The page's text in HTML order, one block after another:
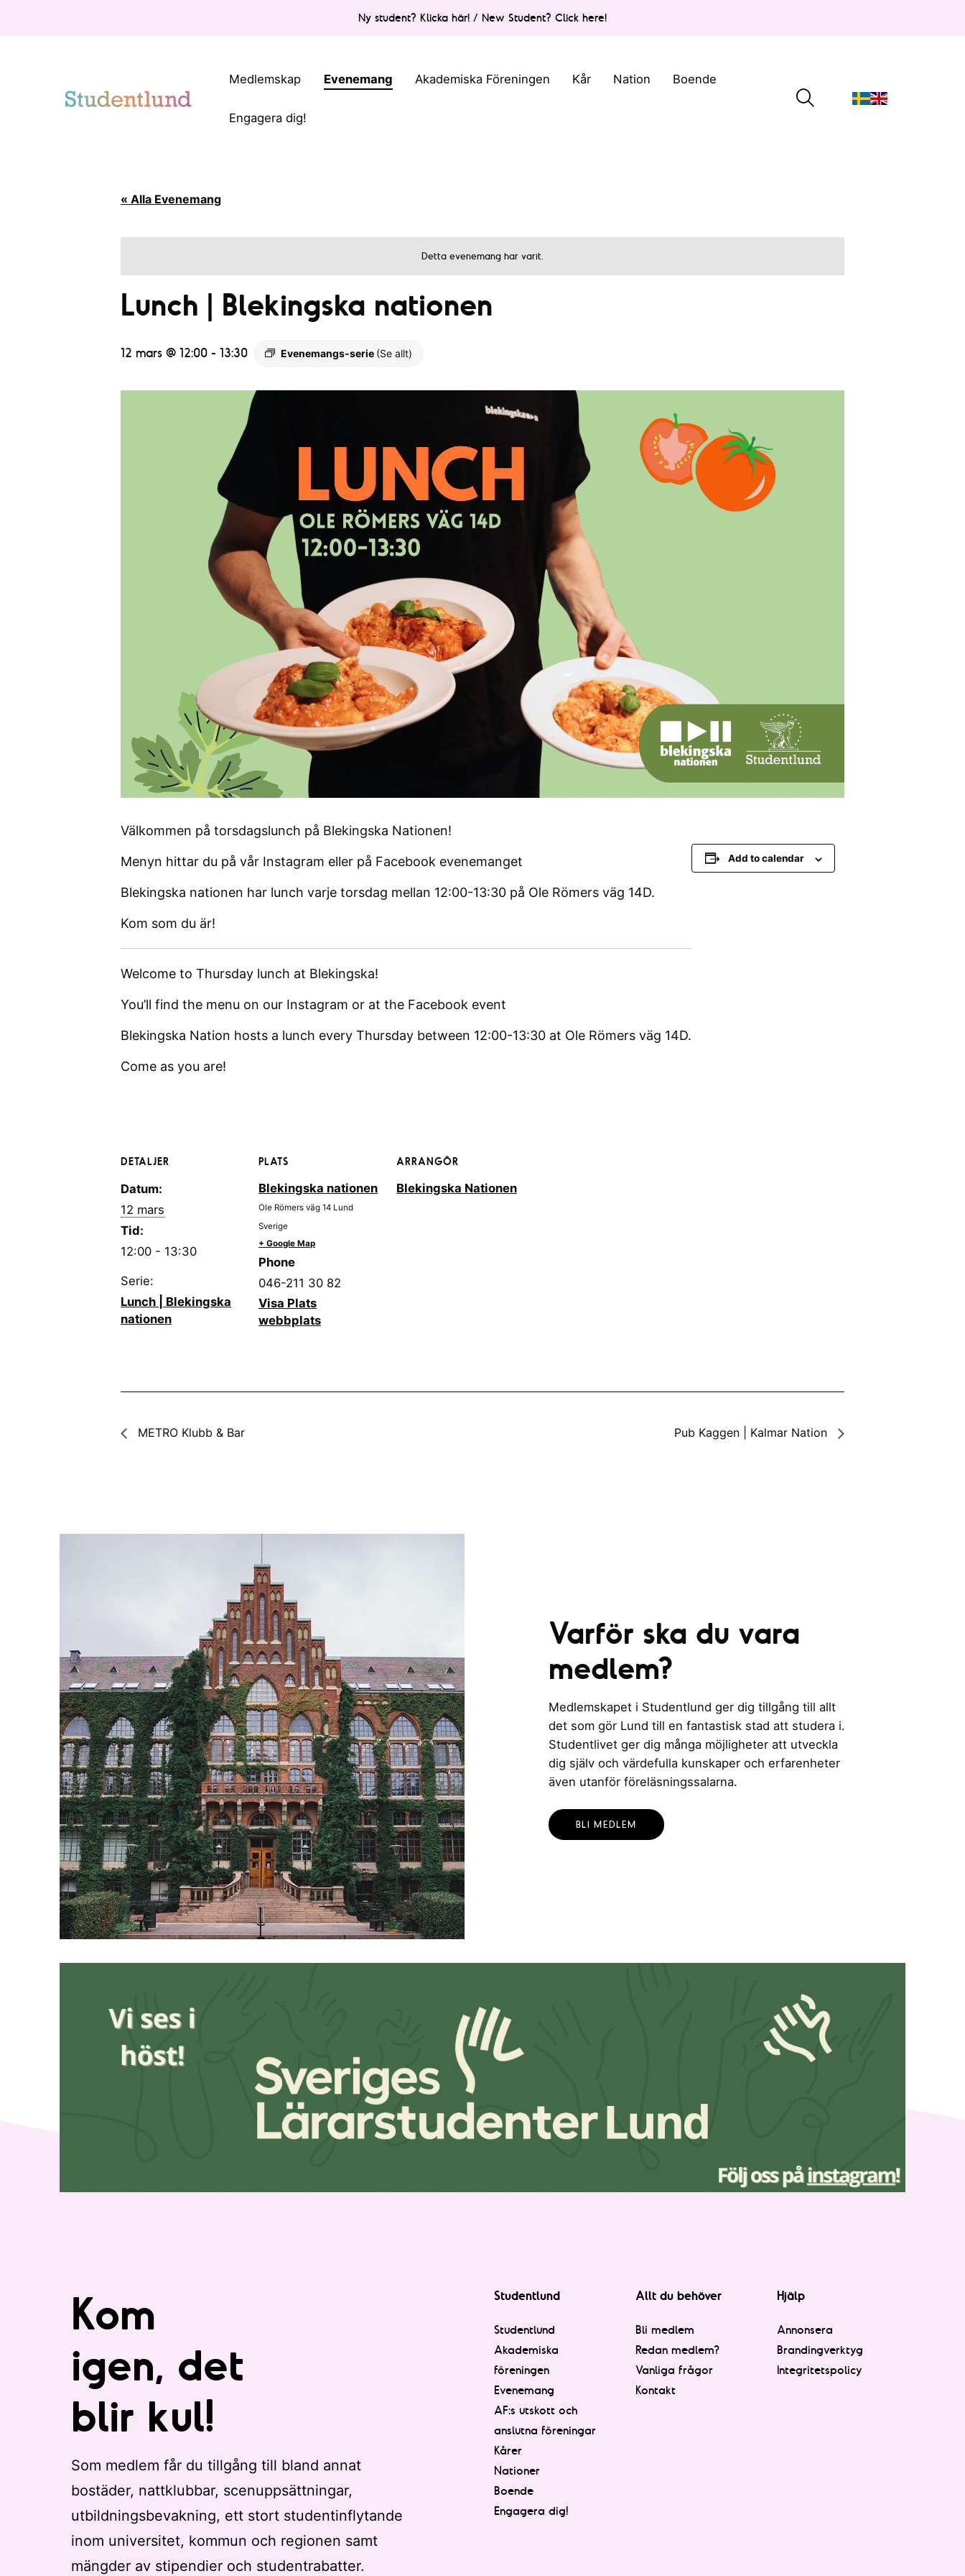
Ny student? Klicka här! / New Student? Click here!
Medlemskap Evenemang Akademiska Föreningen Kår Nation Boende
Engagera dig!
« Alla Evenemang
Detta evenemang har varit.
Lunch | Blekingska nationen
12 mars @ 12:00 - 13:30 Evenemangs-serie (Se allt)
Välkommen på torsdagslunch på Blekingska Nationen!
Menyn hittar du på vår Instagram eller på Facebook evenemanget
Blekingska nationen har lunch varje torsdag mellan 12:00-13:30 på Ole Römers väg 14D.
Kom som du är!
Welcome to Thursday lunch at Blekingska!
You’ll find the menu on our Instagram or at the Facebook event
Blekingska Nation hosts a lunch every Thursday between 12:00-13:30 at Ole Römers väg 14D.
Come as you are!
Add to calendar
DETALJER
Datum:
12 mars
Tid:
12:00 - 13:30
Serie:
Lunch | Blekingska
nationen
PLATS
Blekingska nationen
Ole Römers väg 14 Lund
Sverige
+ Google Map
Phone
046-211 30 82
Visa Plats
webbplats
ARRANGÖR
Blekingska Nationen
METRO Klubb & Bar Pub Kaggen | Kalmar Nation
Varför ska du vara
medlem?
Medlemskapet i Studentlund ger dig tillgång till allt
det som gör Lund till en fantastisk stad att studera i.
Studentlivet ger dig många möjligheter att utveckla
dig själv och värdefulla kunskaper och erfarenheter
även utanför föreläsningssalarna.
BLI MEDLEM
Kom
igen, det
blir kul!
Som medlem får du tillgång till bland annat
bostäder, nattklubbar, scenuppsättningar,
utbildningsbevakning, ett stort studentinflytande
inom universitet, kommun och regionen samt
mängder av stipendier och studentrabatter.
Studentlund
Studentlund
Akademiska
föreningen
Evenemang
AF:s utskott och
anslutna föreningar
Kårer
Nationer
Boende
Engagera dig!
Allt du behöver
Bli medlem
Redan medlem?
Vanliga frågor
Kontakt
Hjälp
Annonsera
Brandingverktyg
Integritetspolicy